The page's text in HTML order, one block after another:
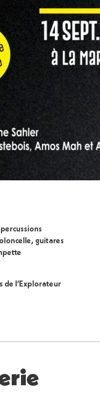
guitares
de l’Explorateur